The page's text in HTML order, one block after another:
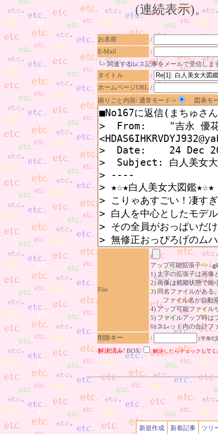
(連続表示)。
お名前
/
E-Mail
/
└> 関連するレス記事をメールで受信しま
タイトル
/
ホームページURL /
困りごと内容/ 通常モード->
図表モ
File
/
アップ可能拡張子=> /
1) 太字の拡張子は画像
2) 画像は初期状態で縮
3) 同名ファイルがある
ファイル名が自動
4) アップ可能ファイル
5) ファイルアップ時は
6) スレッド内の合計
削除キー
/ (半角8
解決済み! BOX/ 解決したらチェックして
新規作成 新着記事 ツリ